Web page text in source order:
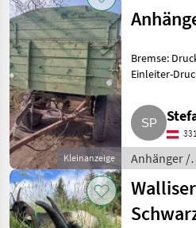
Kleinanzeige
Bremse:
Einleiter-
Anhänger /
Walliser